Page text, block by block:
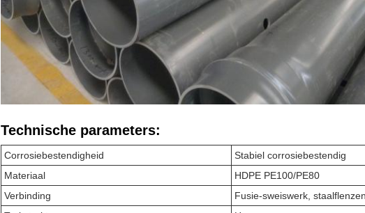
Technische parameters:
Corrosiebestendigheid
Stabiel corrosiebestendig
Materiaal
HDPE PE100/PE80
Verbinding
Fusie-sweiswerk, staalflenzen